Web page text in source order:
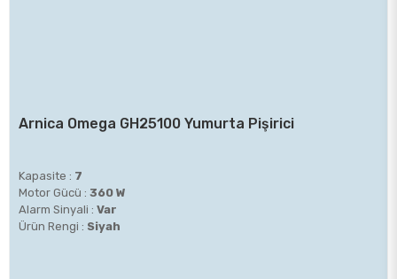
Arnica Omega GH25100 Yumurta Pişirici
Kapasite : 7
Motor Gücü : 360 W
Alarm Sinyali : Var
Ürün Rengi : Siyah